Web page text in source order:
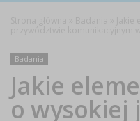
Badania
Jakie
o wysokiej